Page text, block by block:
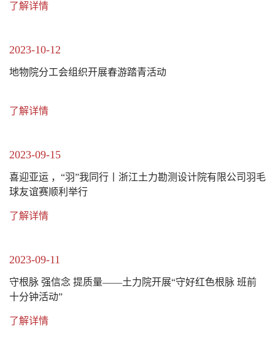
了解详情
2023-10-12
地物院分工会组织开展春游踏青活动
了解详情
2023-09-15
喜迎亚运 ，“羽”我同行丨浙江土力勘测设计院有限公司羽毛
球友谊赛顺利举行
了解详情
2023-09-11
守根脉 强信念 提质量——土力院开展“守好红色根脉 班前
十分钟活动”
了解详情